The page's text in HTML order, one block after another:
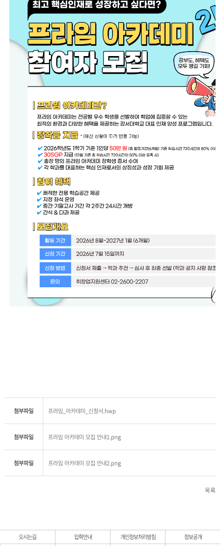
첨부파일 프라임_아카데미_신청서.hwp
첨부파일 프라임 아카데미 모집 안내1.png
첨부파일 프라임 아카데미 모집 안내2.png
목록
오시는길 입학안내 개인정보처리방침 정보공개